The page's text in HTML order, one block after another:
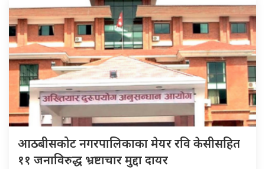
आठबीसकोट नगरपालिकाका मेयर रवि केसीसहित
११ जनाविरुद्ध भ्रष्टाचार मुद्दा दायर